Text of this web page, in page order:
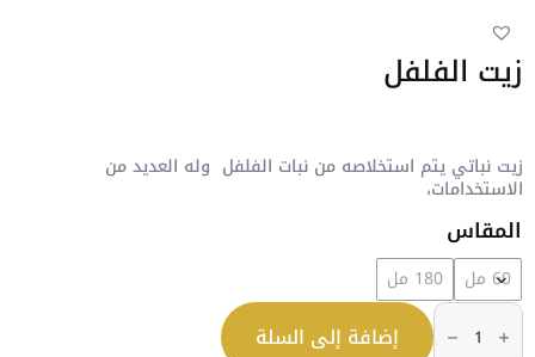
زيت الفلفل
زيت نباتي يتم استخلاصه من نبات الفلفل وله العديد من
الاستخدامات،
المقاس
60 مل 180 مل
كمية
الفلفل إضافة إلى السلة